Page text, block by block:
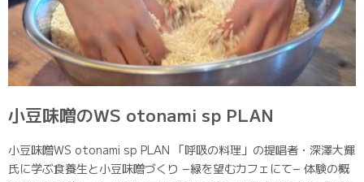
小豆味噌のWS otonami sp PLAN
小豆味噌WS otonami sp PLAN 「呼吸の料理」の提唱者・深澤大輝
氏に学ぶ食養生と小豆味噌づくり −緑を望むカフェにて− 体験の概